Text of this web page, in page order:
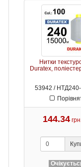
Нитки
Duratex,
53942 /
144.34